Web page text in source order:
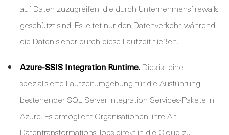
auf Daten zuzugreifen, die durch Unternehmensfirewalls
geschützt sind. Es leitet nur den Datenverkehr, während
die Daten sicher durch diese Laufzeit fließen.
Azure-SSIS Integration Runtime. Dies ist eine
spezialisierte Laufzeitumgebung für die Ausführung
bestehender SQL Server Integration Services-Pakete in
Azure. Es ermöglicht Organisationen, ihre Alt-
Datentransformations-Jobs direkt in die Cloud zu